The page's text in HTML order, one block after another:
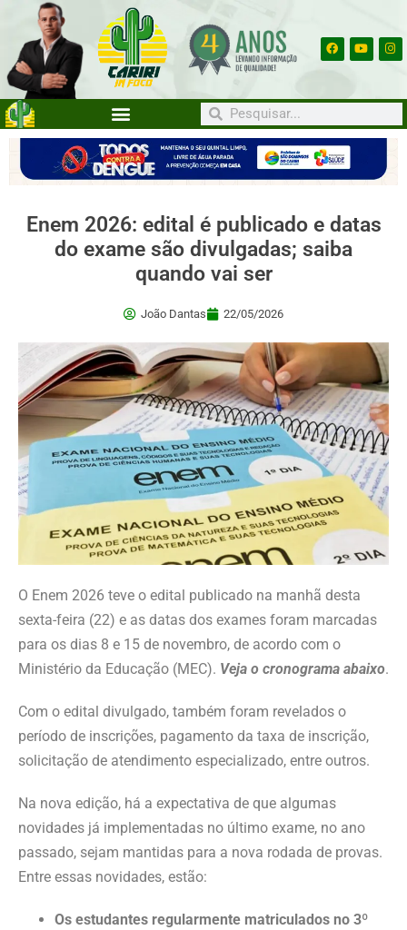
Enem 2026: edital é publicado e datas
do exame são divulgadas; saiba
quando vai ser
João Dantas 22/05/2026
O Enem 2026 teve o edital publicado na manhã desta
sexta-feira (22) e as datas dos exames foram marcadas
para os dias 8 e 15 de novembro, de acordo com o
Ministério da Educação (MEC). Veja o cronograma abaixo.
Com o edital divulgado, também foram revelados o
período de inscrições, pagamento da taxa de inscrição,
solicitação de atendimento especializado, entre outros.
Na nova edição, há a expectativa de que algumas
novidades já implementadas no último exame, no ano
passado, sejam mantidas para a nova rodada de provas.
Entre essas novidades, estão:
Os estudantes regularmente matriculados no 3º